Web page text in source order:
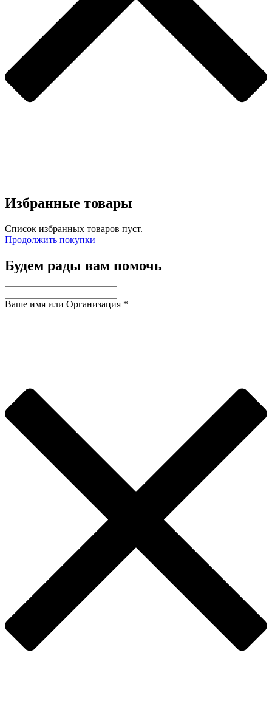
Избранные товары
Список избранных товаров пуст.
Продолжить покупки
Будем рады вам помочь
Ваше имя или Организация *